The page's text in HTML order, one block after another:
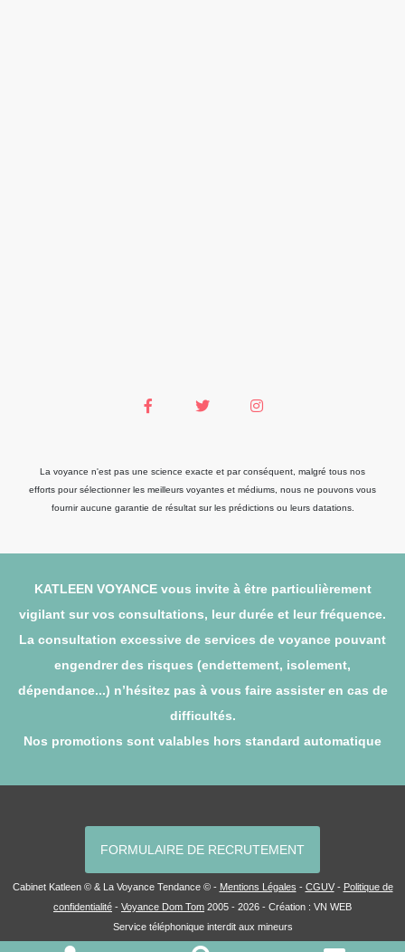
La voyance n'est pas une science exacte et par conséquent, malgré tous nos
efforts pour sélectionner les meilleurs voyantes et médiums, nous ne pouvons vous
fournir aucune garantie de résultat sur les prédictions ou leurs datations.
KATLEEN VOYANCE vous invite à être particulièrement
vigilant sur vos consultations, leur durée et leur fréquence.
La consultation excessive de services de voyance pouvant
engendrer des risques (endettement, isolement,
dépendance...) n’hésitez pas à vous faire assister en cas de
difficultés.
Nos promotions sont valables hors standard automatique
FORMULAIRE DE RECRUTEMENT
Cabinet Katleen © & La Voyance Tendance © - Mentions Légales - CGUV- Politique de
confidentialité - Voyance Dom Tom 2005 - 2026 - Création : VN WEB
Service téléphonique interdit aux mineurs